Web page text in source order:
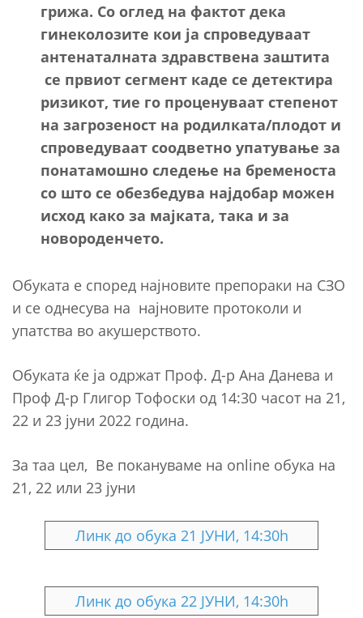
грижа. Со оглед на фактот дека
гинеколозите кои ја спроведуваат
антенаталната здравствена заштита
се првиот сегмент каде се детектира
ризикот, тие го проценуваат степенот
на загрозеност на родилката/плодот и
спроведуваат соодветно упатување за
понатамошно следење на бременоста
со што се обезбедува најдобар можен
исход како за мајката, така и за
новороденчето.
Обуката е според најновите препораки на СЗО
и се однесува на најновите протоколи и
упатства во акушерството.
Обуката ќе ја одржат Проф. Д-р Ана Данева и
Проф Д-р Глигор Тофоски од 14:30 часот на 21,
22 и 23 јуни 2022 година.
За таа цел, Ве покануваме на online обука на
21, 22 или 23 јуни
Линк до обука 21 ЈУНИ, 14:30h
Линк до обука 22 ЈУНИ, 14:30h